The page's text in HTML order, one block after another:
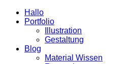
Hallo
Portfolio
Illustration
Gestaltung
Blog
Material Wissen